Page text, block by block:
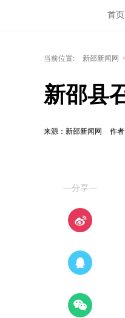
首页
当前位置: 新邵新闻网 >
新邵县
来源：新邵新闻网 作
—分享—